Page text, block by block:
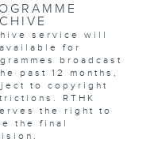
service will
for
broadcast
past 12 months,
to copyright
RTHK
the right to
the final